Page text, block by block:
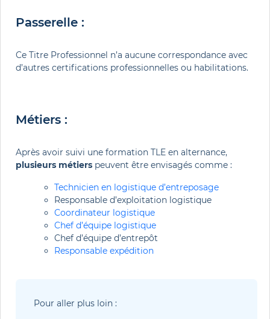
Passerelle :
Ce Titre Professionnel n’a aucune correspondance avec
d’autres certifications professionnelles ou habilitations.
Métiers :
Après avoir suivi une formation TLE en alternance,
plusieurs métiers peuvent être envisagés comme :
Technicien en logistique d’entreposage
Responsable d’exploitation logistique
Coordinateur logistique
Chef d’équipe logistique
Chef d’équipe d’entrepôt
Responsable expédition
Pour aller plus loin :